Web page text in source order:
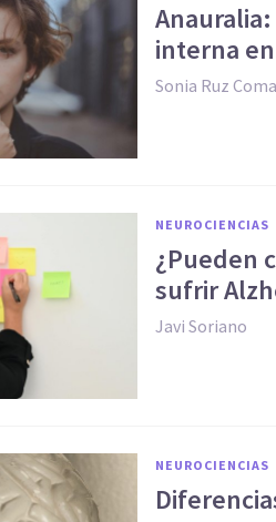
interna
Sonia Ruz
NEUROCIENCIAS
¿Pueden
sufrir
Javi Soriano
NEUROCIENCIAS